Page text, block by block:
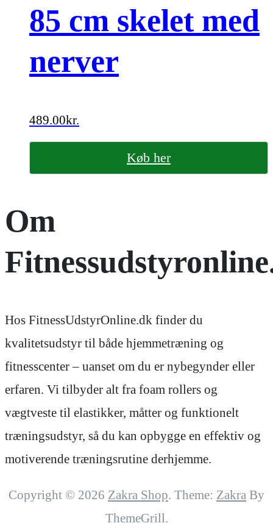
85 cm skelet med
nerver
489.00kr.
Køb her
Om
Hos FitnessUdstyrOnline.dk finder du
kvalitetsudstyr til både hjemmetræning og
fitnesscenter – uanset om du er nybegynder eller
erfaren. Vi tilbyder alt fra foam rollers og
vægtveste til elastikker, måtter og funktionelt
træningsudstyr, så du kan opbygge en effektiv og
motiverende træningsrutine derhjemme.
Copyright © 2026 Zakra Shop. Theme: Zakra By
ThemeGrill.